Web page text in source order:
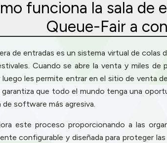
funciona la sala de
Queue-Fair a
de entradas es un sistema virtual de
Cuando se abre la venta y miles de
les permite entrar en el sitio de venta
que todo el mundo tenga una
software más agresiva.
este proceso proporcionando a las
configurable y diseñada para proteger